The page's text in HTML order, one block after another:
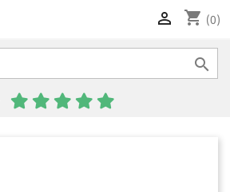
shopping_cart (0)

